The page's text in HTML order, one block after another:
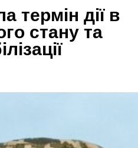
термін дії в
стану та